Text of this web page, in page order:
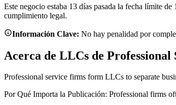
Este negocio estaba 13 días pasada la fecha límite
cumplimiento legal.
Información Clave: No hay penalidad por
Acerca de LLCs de Professional
Professional service firms form LLCs to separate
Por Qué Importa la Publicación: Professional firms